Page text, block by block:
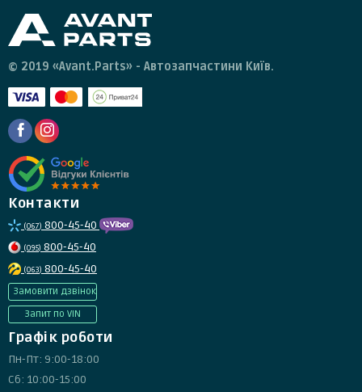
© 2019 «Avant.Parts» - Автозапчастини Київ.
Контакти
(067) 800-45-40
(095) 800-45-40
(063) 800-45-40
Замовити дзвінок
Запит по VIN
Графік роботи
Пн-Пт: 9:00-18:00
Сб: 10:00-15:00